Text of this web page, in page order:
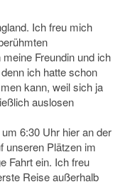
Ich freu mich
Freundin und ich
ich hatte schon
kann, weil sich ja
auslosen
6:30 Uhr hier an der
unseren Plätzen im
Fahrt ein. Ich freu
Reise außerhalb